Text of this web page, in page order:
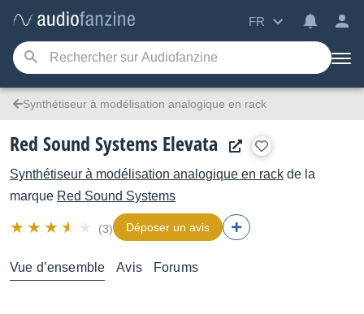
FR
Synthétiseur à modélisation analogique en rack
Red Sound Systems Elevata
Synthétiseur à modélisation analogique en rack de la
marque Red Sound Systems
(3) Déposer un avis
Vue d’ensemble Avis Forums